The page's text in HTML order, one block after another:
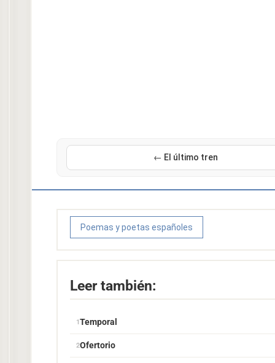
← El último tren
Poemas y poetas españoles
Leer también:
Temporal
Ofertorio